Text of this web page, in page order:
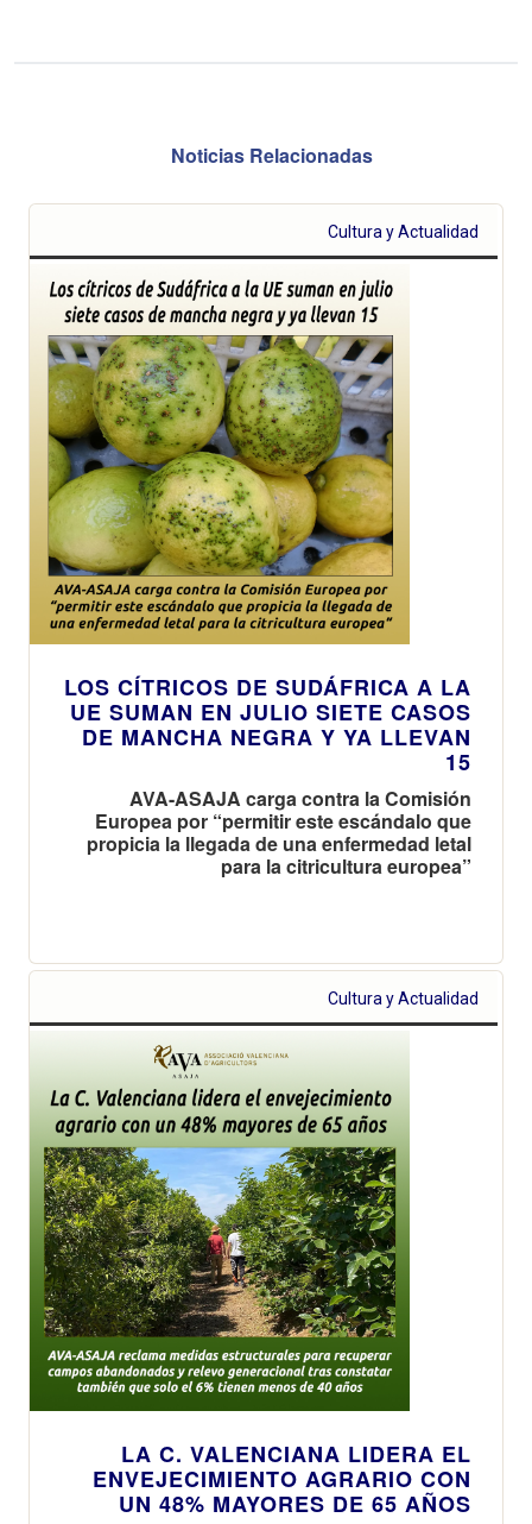
Noticias Relacionadas
Cultura y Actualidad
LOS CÍTRICOS DE SUDÁFRICA A LA
UE SUMAN EN JULIO SIETE CASOS
DE MANCHA NEGRA Y YA LLEVAN
15
AVA-ASAJA carga contra la Comisión
Europea por “permitir este escándalo que
propicia la llegada de una enfermedad letal
para la citricultura europea”
Cultura y Actualidad
LA C. VALENCIANA LIDERA EL
ENVEJECIMIENTO AGRARIO CON
UN 48% MAYORES DE 65 AÑOS